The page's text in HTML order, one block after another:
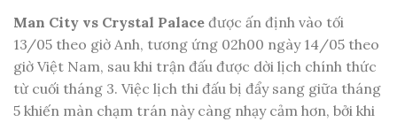
Man City vs Crystal Palace được ấn định vào tối
13/05 theo giờ Anh, tương ứng 02h00 ngày 14/05 theo
giờ Việt Nam, sau khi trận đấu được dời lịch chính thức
từ cuối tháng 3. Việc lịch thi đấu bị đẩy sang giữa tháng
5 khiến màn chạm trán này càng nhạy cảm hơn, bởi khi